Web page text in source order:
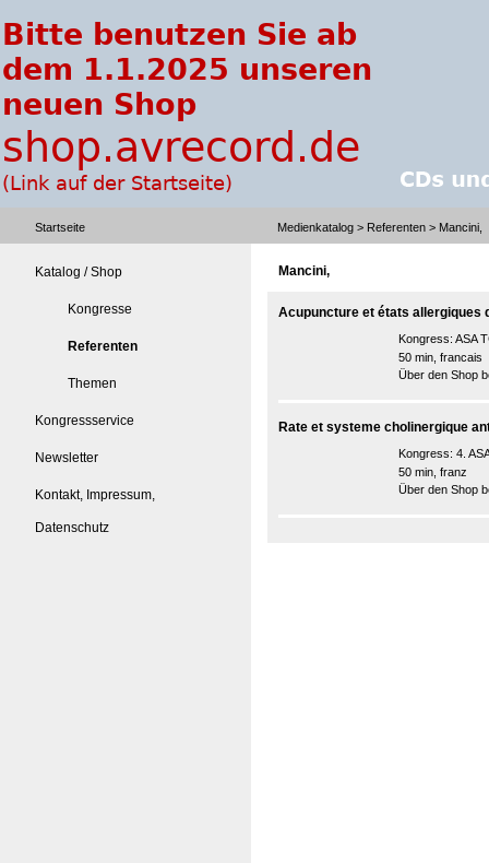
Startseite Medienkatalog > Referenten > Mancini,
Katalog / Shop
Kongresse
Referenten
Themen
Kongressservice
Newsletter
Kontakt, Impressum,
Datenschutz
Mancini,
Acupuncture et états allergiques
Kongress: ASA
50 min, francais
Über den Shop
Rate et systeme cholinergique
Kongress: 4.
50 min, franz
Über den Shop